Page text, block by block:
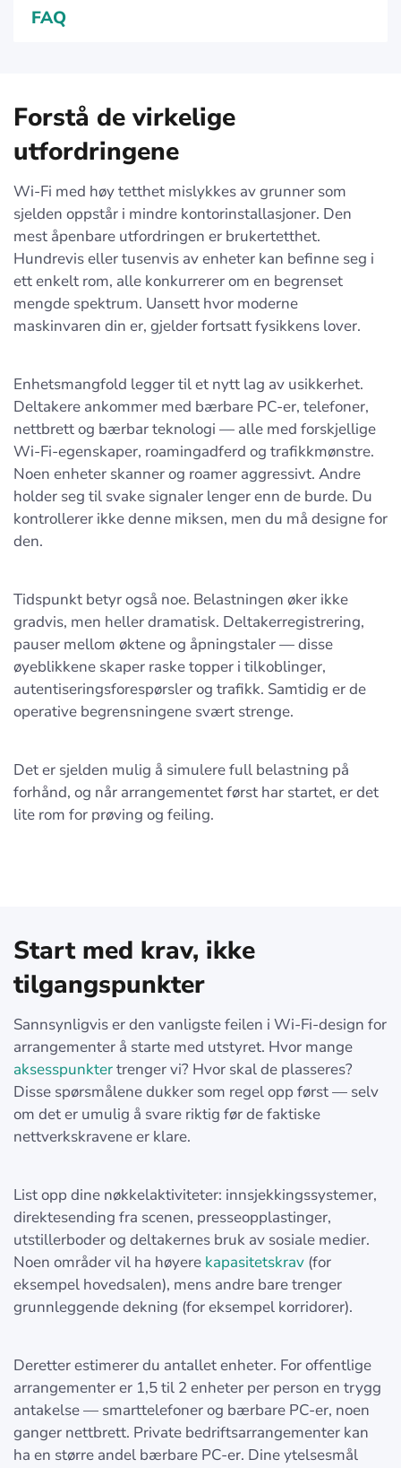
FAQ
Forstå de virkelige
utfordringene
Wi-Fi med høy tetthet mislykkes av grunner som
sjelden oppstår i mindre kontorinstallasjoner. Den
mest åpenbare utfordringen er brukertetthet.
Hundrevis eller tusenvis av enheter kan befinne seg i
ett enkelt rom, alle konkurrerer om en begrenset
mengde spektrum. Uansett hvor moderne
maskinvaren din er, gjelder fortsatt fysikkens lover.
Enhetsmangfold legger til et nytt lag av usikkerhet.
Deltakere ankommer med bærbare PC-er, telefoner,
nettbrett og bærbar teknologi — alle med forskjellige
Wi-Fi-egenskaper, roamingadferd og trafikkmønstre.
Noen enheter skanner og roamer aggressivt. Andre
holder seg til svake signaler lenger enn de burde. Du
kontrollerer ikke denne miksen, men du må designe for
den.
Tidspunkt betyr også noe. Belastningen øker ikke
gradvis, men heller dramatisk. Deltakerregistrering,
pauser mellom øktene og åpningstaler — disse
øyeblikkene skaper raske topper i tilkoblinger,
autentiseringsforespørsler og trafikk. Samtidig er de
operative begrensningene svært strenge.
Det er sjelden mulig å simulere full belastning på
forhånd, og når arrangementet først har startet, er det
lite rom for prøving og feiling.
Start med krav, ikke
tilgangspunkter
Sannsynligvis er den vanligste feilen i Wi-Fi-design for
arrangementer å starte med utstyret. Hvor mange
aksesspunktertrenger vi? Hvor skal de plasseres?
Disse spørsmålene dukker som regel opp først — selv
om det er umulig å svare riktig før de faktiske
nettverkskravene er klare.
List opp dine nøkkelaktiviteter: innsjekkingssystemer,
direktesending fra scenen, presseopplastinger,
utstillerboder og deltakernes bruk av sosiale medier.
Noen områder vil ha høyere kapasitetskrav (for
eksempel hovedsalen), mens andre bare trenger
grunnleggende dekning (for eksempel korridorer).
Deretter estimerer du antallet enheter. For offentlige
arrangementer er 1,5 til 2 enheter per person en trygg
antakelse — smarttelefoner og bærbare PC-er, noen
ganger nettbrett. Private bedriftsarrangementer kan
ha en større andel bærbare PC-er. Dine ytelsesmål